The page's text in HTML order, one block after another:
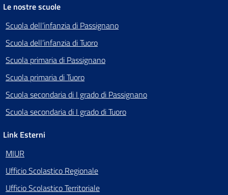
Le nostre scuole
Scuola dell’infanzia di Passignano
Scuola dell’infanzia di Tuoro
Scuola primaria di Passignano
Scuola primaria di Tuoro
Scuola secondaria di I grado di Passignano
Scuola secondaria di I grado di Tuoro
Link Esterni
MIUR
Ufficio Scolastico Regionale
Ufficio Scolastico Territoriale